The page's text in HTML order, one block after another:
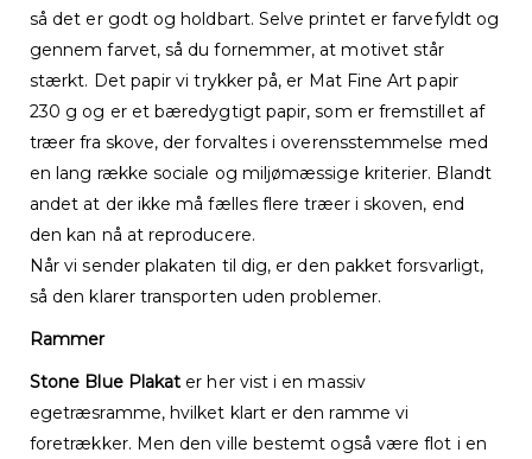
så det er godt og holdbart. Selve printet er farvefyldt og
gennem farvet, så du fornemmer, at motivet står
stærkt. Det papir vi trykker på, er Mat Fine Art papir
230 g og er et bæredygtigt papir, som er fremstillet af
træer fra skove, der forvaltes i overensstemmelse med
en lang række sociale og miljømæssige kriterier. Blandt
andet at der ikke må fælles flere træer i skoven, end
den kan nå at reproducere.
Når vi sender plakaten til dig, er den pakket forsvarligt,
så den klarer transporten uden problemer.
Rammer
Stone Blue Plakat er her vist i en massiv
egetræsramme, hvilket klart er den ramme vi
foretrækker. Men den ville bestemt også være flot i en